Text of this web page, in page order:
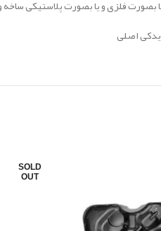
فلزی و یا بصورت پلاستیکی ساخه
یدکی اصلی
SOLD
OUT